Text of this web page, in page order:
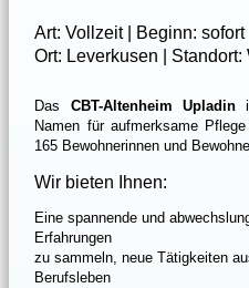
Art: Vollzeit | Beginn: sofort
Ort: Leverkusen |
Das CBT-Altenheim Upladin
Namen für aufmerksame
165 Bewohnerinnen und
Wir bieten Ihnen:
Eine spannende und
Erfahrungen
zu sammeln, neue Tätigkeiten
Berufsleben